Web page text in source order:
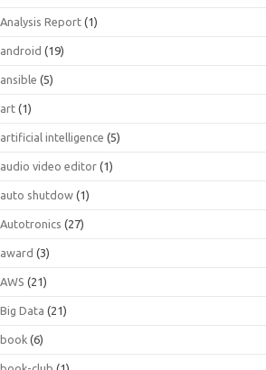
Analysis Report (1)
android (19)
ansible (5)
art (1)
artificial intelligence (5)
audio video editor (1)
auto shutdow (1)
Autotronics (27)
award (3)
AWS (21)
Big Data (21)
book (6)